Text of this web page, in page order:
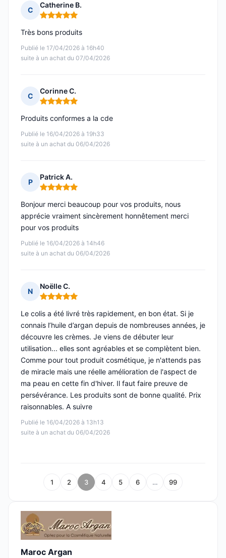
C
Catherine B.
Note : 5 sur 5
Publié le 17/04/2026 à 16h40
suite à un achat du 07/04/2026
Très bons produits
C
Corinne C.
Note : 5 sur 5
Publié le 16/04/2026 à 19h33
suite à un achat du 06/04/2026
Produits conformes a la cde
P
Patrick A.
Note : 5 sur 5
Publié le 16/04/2026 à 14h46
suite à un achat du 06/04/2026
Bonjour merci beaucoup pour vos produits, nous
apprécie vraiment sincèrement honnêtement merci
pour vos produits
N
Noëlle C.
Note : 5 sur 5
Publié le 16/04/2026 à 13h13
suite à un achat du 06/04/2026
Le colis a été livré très rapidement, en bon état. Si je
connais l’huile d’argan depuis de nombreuses années, je
découvre les crèmes. Je viens de débuter leur
utilisation... elles sont agréables et se complètent bien.
Comme pour tout produit cosmétique, je n'attends pas
de miracle mais une réelle amélioration de l'aspect de
ma peau en cette fin d'hiver. Il faut faire preuve de
persévérance. Les produits sont de bonne qualité. Prix
raisonnables. A suivre
1 2 3 4 5 6 … 99
Maroc Argan